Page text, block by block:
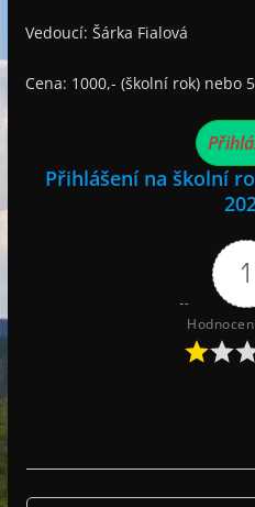
Vedoucí: Šárka Fialová
Cena: 1000,- (školní rok) nebo
Přihlášení na školní
1